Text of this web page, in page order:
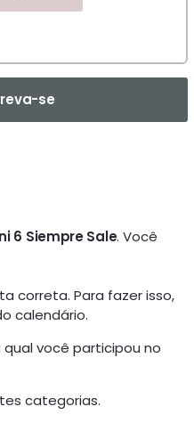
se
6 Siempre Sale. Você
correta. Para fazer isso,
calendário.
você participou no
categorias.